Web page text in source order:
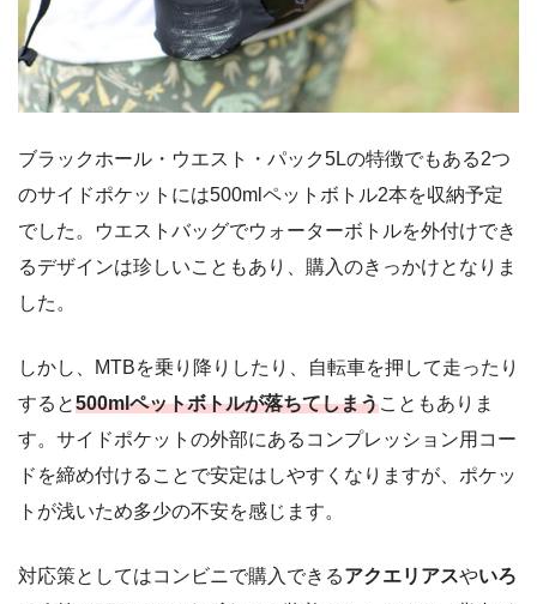
ブラックホール・ウエスト・パック5Lの特徴でもある2つ
のサイドポケットには500mlペットボトル2本を収納予定
でした。ウエストバッグでウォーターボトルを外付けでき
るデザインは珍しいこともあり、購入のきっかけとなりま
した。
しかし、MTBを乗り降りしたり、自転車を押して走ったり
すると500mlペットボトルが落ちてしまうこともありま
す。サイドポケットの外部にあるコンプレッション用コー
ドを締め付けることで安定はしやすくなりますが、ポケッ
トが浅いため多少の不安を感じます。
対応策としてはコンビニで購入できるアクエリアスやいろ